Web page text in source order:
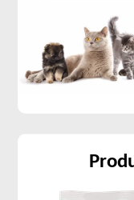
Pro Plan Perro
Pro Plan Perro
Pro Plan Perro
Pro Plan Perro
Profesional Vet
Profesional Vet